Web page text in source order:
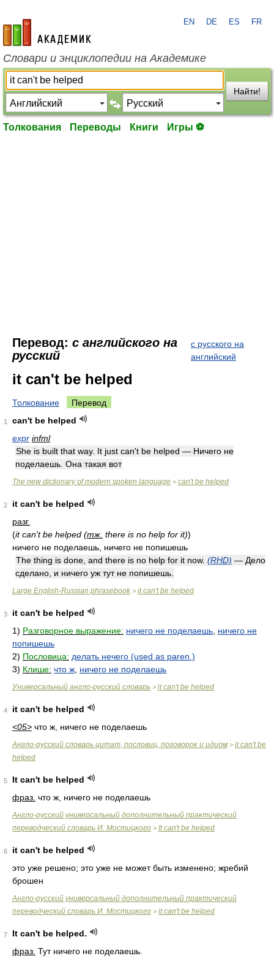
academic.ru
EN DE ES FR
Словари и энциклопедии на Академике
Найти!
Толкования Переводы Книги Игры ⚽
Перевод: с английского на
русский
с русского на
английский
it can't be helped
Толкование Перевод
1
can't be helped
expr infml
She is built that way. It just can't be helped — Ничего не
поделаешь. Она такая вот
The new dictionary of modern spoken language > can't be helped
2
it can't be helped
разг.
(it can't be helped (тж. there is no help for it))
ничего не поделаешь, ничего не попишешь
The thing is done, and there is no help for it now. (RHD) — Дело
сделано, и ничего уж тут не попишешь.
Large English-Russian phrasebook > it can't be helped
3
it can't be helped
1) Разговорное выражение: ничего не поделаешь ничего не
попишешь
2) Пословица: делать нечего (used as paren.)
3) Клише: что ж ничего не поделаешь
Универсальный англо-русский словарь > it can't be helped
4
it can't be helped
<05> что ж, ничего не поделаешь
Англо-русский словарь цитат, пословиц, поговорок и идиом > it can't be
helped
5
It can't be helped
фраз. что ж, ничего не поделаешь
Англо-русский универсальный дополнительный практический
переводческий словарь И. Мостицкого > It can't be helped
6
it can't be helped
это уже решено; это уже не может быть изменено; жребий
брошен
Англо-русский универсальный дополнительный практический
переводческий словарь И. Мостицкого > it can't be helped
7
It can't be helped.
фраз. Тут ничего не поделаешь.